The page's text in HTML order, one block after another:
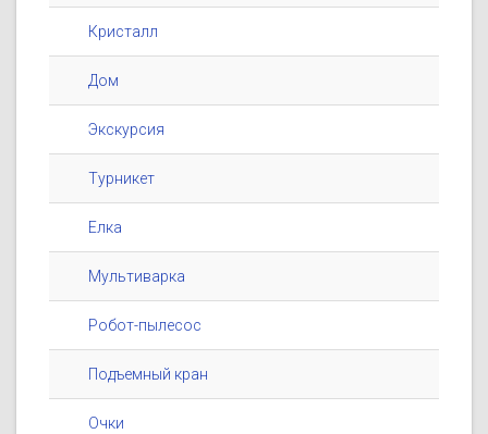
Кристалл
Дом
Экскурсия
Турникет
Елка
Мультиварка
Робот-пылесос
Подъемный кран
Очки